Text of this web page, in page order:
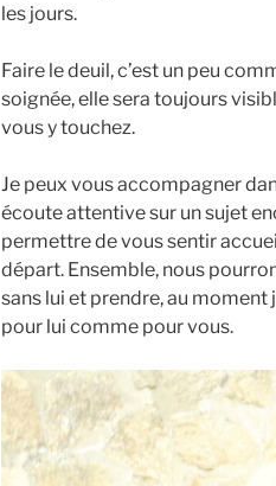
les jours.
Faire le deuil, c’est un peu
soignée, elle sera toujours
vous y touchez.
Je peux vous accompagner
écoute attentive sur un sujet
permettre de vous sentir
départ. Ensemble, nous
sans lui et prendre, au moment
pour lui comme pour vous.